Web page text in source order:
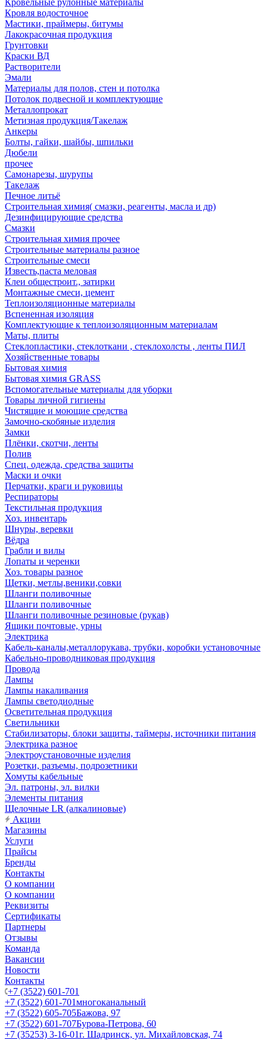
Кровельные рулонные материалы
Кровля водосточное
Мастики, праймеры, битумы
Лакокрасочная продукция
Грунтовки
Краски ВД
Растворители
Эмали
Материалы для полов, стен и потолка
Потолок подвесной и комплектующие
Металлопрокат
Метизная продукция/Такелаж
Анкеры
Болты, гайки, шайбы, шпильки
Дюбели
прочее
Самонарезы, шурупы
Такелаж
Печное литьё
Строительная химия( смазки, реагенты, масла и др)
Дезинфицирующие средства
Смазки
Строительная химия прочее
Строительные материалы разное
Строительные смеси
Известь,паста меловая
Клеи общестроит., затирки
Монтажные смеси, цемент
Теплоизоляционные материалы
Вспененная изоляция
Комплектующие к теплоизоляционным материалам
Маты, плиты
Стеклопластики, стеклоткани , стеклохолсты , ленты ПИЛ
Хозяйственные товары
Бытовая химия
Бытовая химия GRASS
Вспомогательные материалы для уборки
Товары личной гигиены
Чистящие и моющие средства
Замочно-скобяные изделия
Замки
Плёнки, скотчи, ленты
Полив
Спец. одежда, средства защиты
Маски и очки
Перчатки, краги и руковицы
Респираторы
Текстильная продукция
Хоз. инвентарь
Шнуры, веревки
Вёдра
Грабли и вилы
Лопаты и черенки
Хоз. товары разное
Щетки, метлы,веники,совки
Шланги поливочные
Шланги поливочные
Шланги поливочные резиновые (рукав)
Ящики почтовые, урны
Электрика
Кабель-каналы,металлорукава, трубки, коробки установочные
Кабельно-проводниковая продукция
Провода
Лампы
Лампы накаливания
Лампы светодиодные
Осветительная продукция
Светильники
Стабилизаторы, блоки защиты, таймеры, источники питания
Электрика разное
Электроустановочные изделия
Розетки, разъемы, подрозетники
Хомуты кабельные
Эл. патроны, эл. вилки
Элементы питания
Щелочные LR (алкалиновые)
Акции
Магазины
Услуги
Прайсы
Бренды
Контакты
О компании
О компании
Реквизиты
Сертификаты
Партнеры
Отзывы
Команда
Вакансии
Новости
Контакты
+7 (3522) 601-701
+7 (3522) 601-701многоканальный
+7 (3522) 605-705Бажова, 97
+7 (3522) 601-707Бурова-Петрова, 60
+7 (35253) 3-16-01г. Шадринск, ул. Михайловская, 74